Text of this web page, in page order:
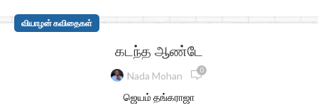
வியாழன் கவிதைகள்
கடந்த ஆண்டே
Nada Mohan 0
ஜெயம் தங்கராஜா